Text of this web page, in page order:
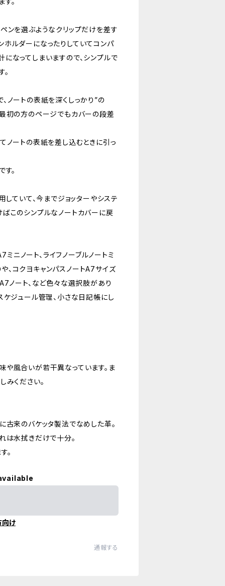
ンを選ぶようなクリップだけを差す
ルダーになったりしていてコンパ
なってしまいますので、シンプルで
ノートの表紙を深くしっかり”の
初の方のページでもカバーの段差
ノートの表紙を差し込むときに引っ
。
ていて、今までジョッターやシステ
このシンプルなノートカバーに戻
ニノート、ライフノーブルノートミ
コクヨキャンパスノートA7サイズ
ノート、など色々な選択肢があり
ケジュール管理、小さな日記帳にし
風合いが若干異なっています。ま
みください。
古来のバケッタ製法でなめした革。
は水拭きだけで十分。
。
向け
通報する